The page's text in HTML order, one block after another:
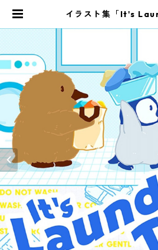
イラスト集「It's